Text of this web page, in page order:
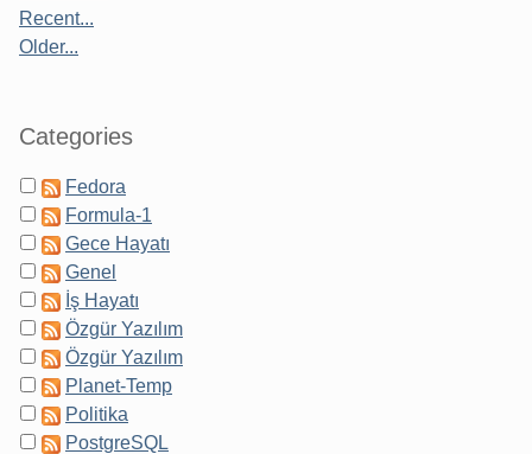
Recent...
Older...
Categories
Fedora
Formula-1
Gece Hayatı
Genel
İş Hayatı
Özgür Yazılım
Özgür Yazılım
Planet-Temp
Politika
PostgreSQL